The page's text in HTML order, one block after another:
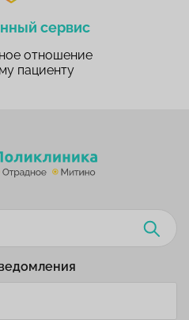
сервис
отношение
пациенту